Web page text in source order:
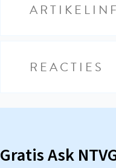
REACTIES
Gratis Ask